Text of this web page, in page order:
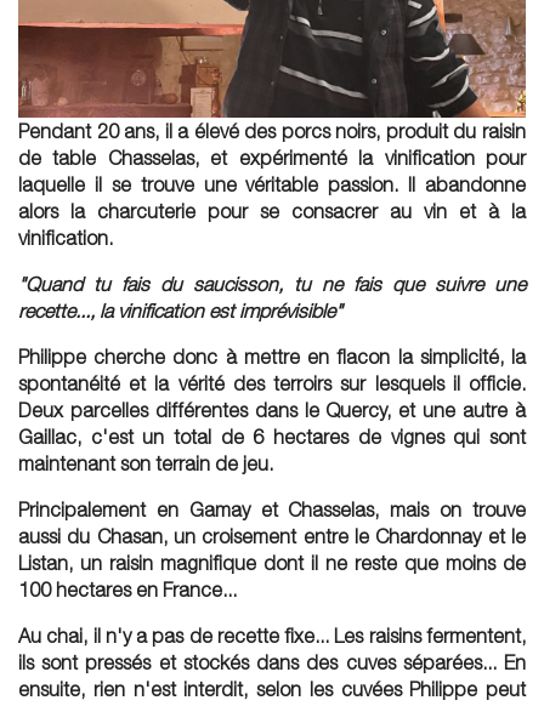
Pendant 20 ans, il a élevé des porcs noirs, produit du raisin
de table Chasselas, et expérimenté la vinification pour
laquelle il se trouve une véritable passion. Il abandonne
alors la charcuterie pour se consacrer au vin et à la
vinification.
"Quand tu fais du saucisson, tu ne fais que suivre une
recette..., la vinification est imprévisible"
Philippe cherche donc à mettre en flacon la simplicité, la
spontanéité et la vérité des terroirs sur lesquels il officie.
Deux parcelles différentes dans le Quercy, et une autre à
Gaillac, c'est un total de 6 hectares de vignes qui sont
maintenant son terrain de jeu.
Principalement en Gamay et Chasselas, mais on trouve
aussi du Chasan, un croisement entre le Chardonnay et le
Listan, un raisin magnifique dont il ne reste que moins de
100 hectares en France...
Au chai, il n'y a pas de recette fixe... Les raisins fermentent,
ils sont pressés et stockés dans des cuves séparées... En
ensuite, rien n'est interdit, selon les cuvées Philippe peut